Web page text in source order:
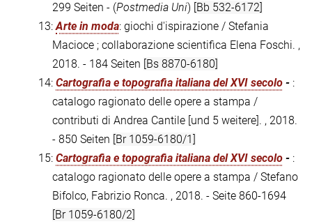
299 Seiten - (Postmedia Uni) [Bb 532-6172]
13:Arte in moda: giochi d'ispirazione / Stefania
Macioce ; collaborazione scientifica Elena Foschi. ,
2018. - 184 Seiten [Bs 8870-6180]
14: Cartografia e topografia italiana del XVI secolo - :
catalogo ragionato delle opere a stampa /
contributi di Andrea Cantile [und 5 weitere]. , 2018.
- 850 Seiten [Br 1059-6180/1]
15: Cartografia e topografia italiana del XVI secolo - :
catalogo ragionato delle opere a stampa / Stefano
Bifolco, Fabrizio Ronca. , 2018. - Seite 860-1694
[Br 1059-6180/2]